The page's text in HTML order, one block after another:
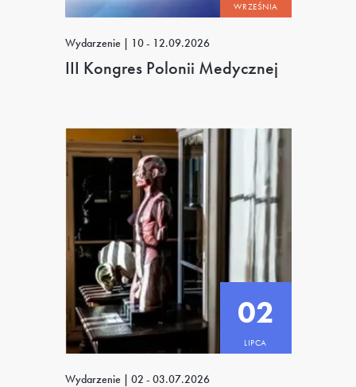
WRZEŚNIA
Wydarzenie | 10 - 12.09.2026
III Kongres Polonii Medycznej
02
LIPCA
Wydarzenie | 02 - 03.07.2026